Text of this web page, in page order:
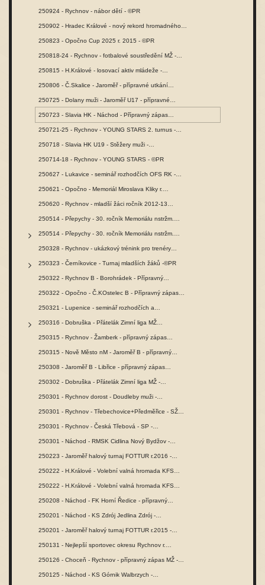
250924 - Rychnov - nábor dětí - ©PR
250902 - Hradec Králové - nový rekord hromadného…
250823 - Opočno Cup 2025 r. 2015 - ©PR
250818-24 - Rychnov - fotbalové soustředění MŽ -…
250815 - H.Králové - losovací aktiv mládeže -…
250806 - Č.Skalice - Jaroměř - přípravné utkání…
250725 - Dolany muži - Jaroměř U17 - přípravné…
250723 - Slavia HK - Náchod - Přípravný zápas…
250721-25 - Rychnov - YOUNG STARS 2. turnus -…
250718 - Slavia HK U19 - Stěžery muži -…
250714-18 - Rychnov - YOUNG STARS - ©PR
250627 - Lukavice - seminář rozhodčích OFS RK -…
250621 - Opočno - Memoriál Miroslava Kliky r.…
250620 - Rychnov - mladší žáci ročník 2012-13…
250514 - Přepychy - 30. ročník Memoriálu nstržm.…
250514 - Přepychy - 30. ročník Memoriálu nstržm.…
250328 - Rychnov - ukázkový trénink pro trenéry…
250323 - Černíkovice - Turnaj mladších žáků -©PR
250322 - Rychnov B - Borohrádek - Přípravný…
250322 - Opočno - Č.KOstelec B - Přípravný zápas…
250321 - Lupenice - seminář rozhodčích a…
250316 - Dobruška - Přátelák Zimní liga MŽ…
250315 - Rychnov - Žamberk - přípravný zápas…
250315 - Nově Město nM - Jaroměř B - přípravný…
250308 - Jaroměř B - Libřice - přípravný zápas…
250302 - Dobruška - Přátelák Zimní liga MŽ -…
250301 - Rychnov dorost - Doudleby muži -…
250301 - Rychnov - Třebechovice+Předměřice - SŽ…
250301 - Rychnov - Česká Třebová - SP -…
250301 - Náchod - RMSK Cidlina Nový Bydžov -…
250223 - Jaroměř halový turnaj FOTTUR r.2016 -…
250222 - H.Králové - Volební valná hromada KFS…
250222 - H.Králové - Volební valná hromada KFS…
250208 - Náchod - FK Horní Ředice - přípravný…
250201 - Náchod - KS Zdrój Jedlina Zdrój -…
250201 - Jaroměř halový turnaj FOTTUR r.2015 -…
250131 - Nejlepší sportovec okresu Rychnov r.…
250126 - Choceň - Rychnov - přípravný zápas MŽ -…
250125 - Náchod - KS Górnik Walbrzych -…